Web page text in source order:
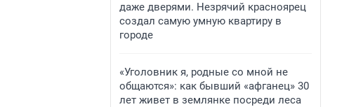
даже дверями. Незрячий красноярец
создал самую умную квартиру в
городе
«Уголовник я, родные со мной не
общаются»: как бывший «афганец» 30
лет живет в землянке посреди леса